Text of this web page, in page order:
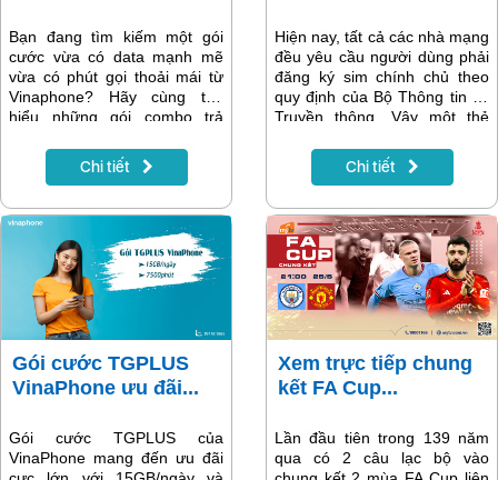
Bạn đang tìm kiếm một gói
cước vừa có data mạnh mẽ
vừa có phút gọi thoải mái từ
Vinaphone? Hãy cùng tìm
hiểu những gói combo trả
nhé! Việc chọn lựa gói cước
phù hợp có thể giúp bạn tiết
nghiệm sử dụng dịch vụ di
Chi tiết
Hiện nay, tất cả các nhà mạng
đều yêu cầu người dùng phải
đăng ký sim chính chủ theo
quy định của Bộ Thông tin và
Truyền thông. Vậy một thẻ
nhiêu sim VinaPhone chính
Chi tiết
Gói cước TGPLUS
VinaPhone ưu đãi...
Gói cước TGPLUS của
VinaPhone mang đến ưu đãi
Xem trực tiếp chung
kết FA Cup...
Lần đầu tiên trong 139 năm
qua có 2 câu lạc bộ vào